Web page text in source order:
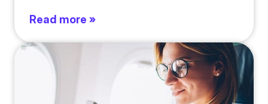
Read more »